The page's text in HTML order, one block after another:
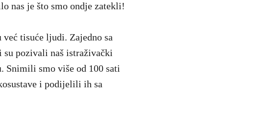
nas je što smo ondje zatekli!
tisuće ljudi. Zajedno sa
su pozivali naš istraživački
Snimili smo više od 100 sati
i podijelili ih sa